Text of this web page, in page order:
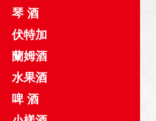
琴 酒
伏特加
蘭姆酒
水果酒
啤 酒